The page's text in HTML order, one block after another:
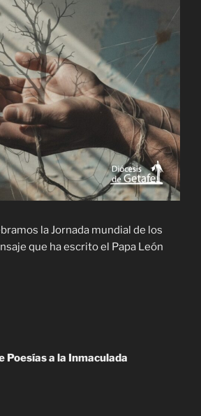
la Jornada mundial de los
que ha escrito el Papa León
Poesías a la Inmaculada